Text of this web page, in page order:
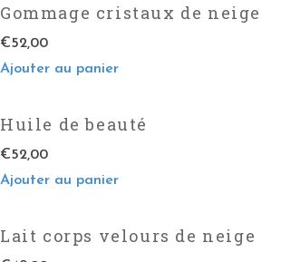
Gommage cristaux de neige
€52,00
Ajouter au panier
Huile de beauté
€52,00
Ajouter au panier
Lait corps velours de neige